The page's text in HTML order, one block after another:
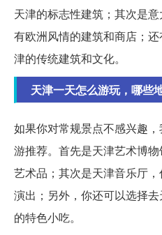
天津的标志性建筑；其次是
有欧洲风情的建筑和商店；
津的传统建筑和文化。
天津一天怎么游玩，哪些
如果你对常规景点不感兴趣
游推荐。首先是天津艺术博
艺术品；其次是天津音乐厅
演出；另外，你还可以选择
的特色小吃。